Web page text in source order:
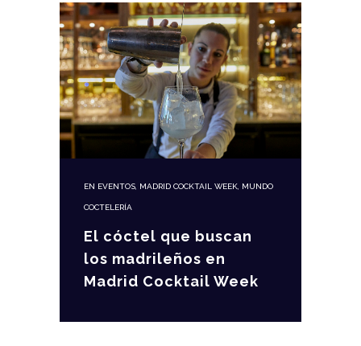
EN EVENTOS MADRID COCKTAIL WEEK MUNDO
COCTELERÍA
El cóctel que buscan
los madrileños en
Madrid Cocktail Week